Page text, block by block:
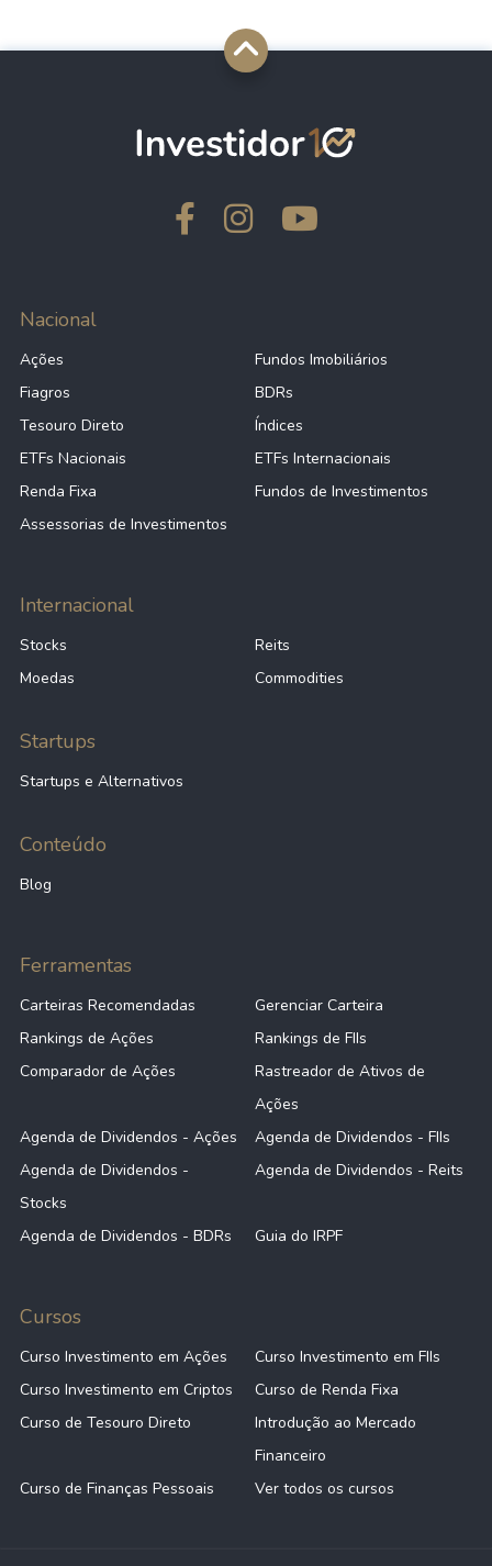
Nacional
Ações
Fundos Imobiliários
Fiagros
BDRs
Tesouro Direto
Índices
ETFs Nacionais
ETFs Internacionais
Renda Fixa
Fundos de Investimentos
Assessorias de Investimentos
Internacional
Stocks
Reits
Moedas
Commodities
Startups
Startups e Alternativos
Conteúdo
Blog
Ferramentas
Carteiras Recomendadas
Gerenciar Carteira
Rankings de Ações
Rankings de FIIs
Comparador de Ações
Rastreador de Ativos de
Ações
Agenda de Dividendos - Ações
Agenda de Dividendos - FIIs
Agenda de Dividendos -
Stocks
Agenda de Dividendos - Reits
Agenda de Dividendos - BDRs Guia do IRPF
Cursos
Curso Investimento em Ações
Curso Investimento em FIIs
Curso Investimento em Criptos
Curso de Renda Fixa
Curso de Tesouro Direto
Introdução ao Mercado
Financeiro
Curso de Finanças Pessoais
Ver todos os cursos